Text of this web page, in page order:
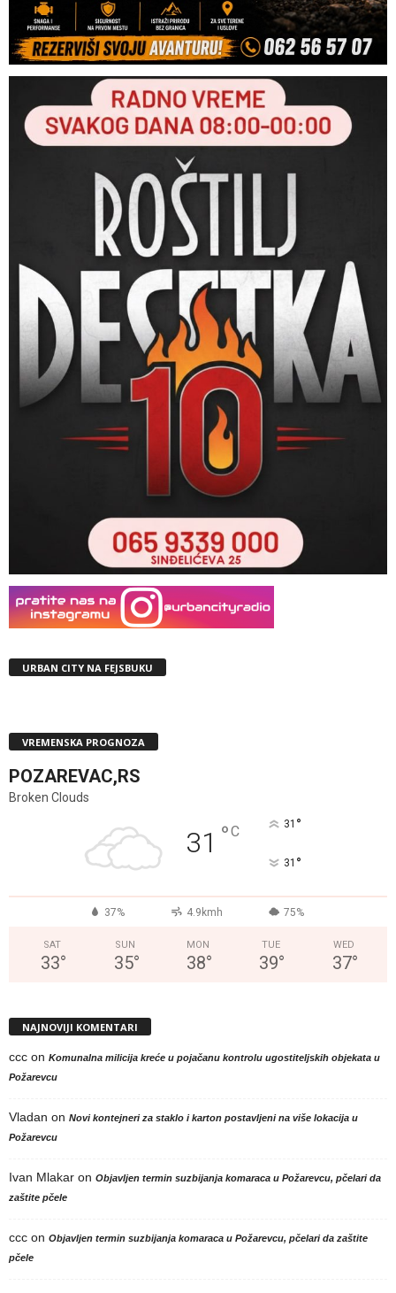
URBAN CITY NA FEJSBUKU
VREMENSKA PROGNOZA
POZAREVAC,RS
Broken Clouds
31 °C 31 °
31 °
37% 4.9kmh 75%
SAT
33°
SUN
35°
MON
38°
TUE
39°
WED
37°
NAJNOVIJI KOMENTARI
ccc on Komunalna milicija kreće u pojačanu kontrolu ugostiteljskih objekata u
Požarevcu
Vladan on Novi kontejneri za staklo i karton postavljeni na više lokacija u
Požarevcu
Ivan Mlakar on Objavljen termin suzbijanja komaraca u Požarevcu, pčelari da
zaštite pčele
ccc on Objavljen termin suzbijanja komaraca u Požarevcu, pčelari da zaštite
pčele